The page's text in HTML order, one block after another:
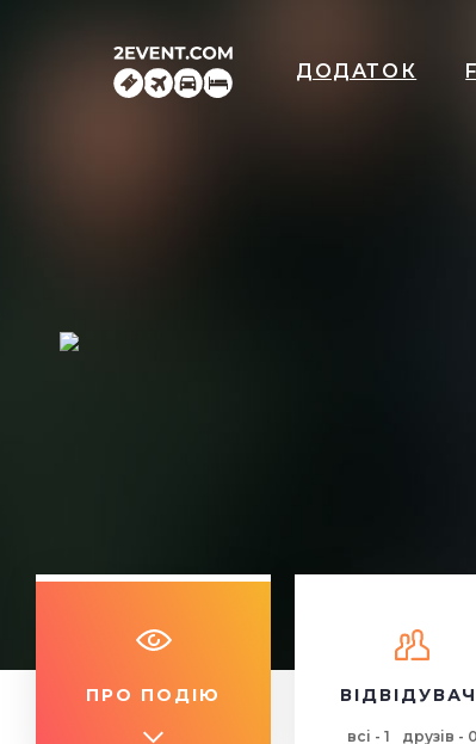
ДОДАТОК
ПРО ПОДІЮ
всі - 1 друзів - 0